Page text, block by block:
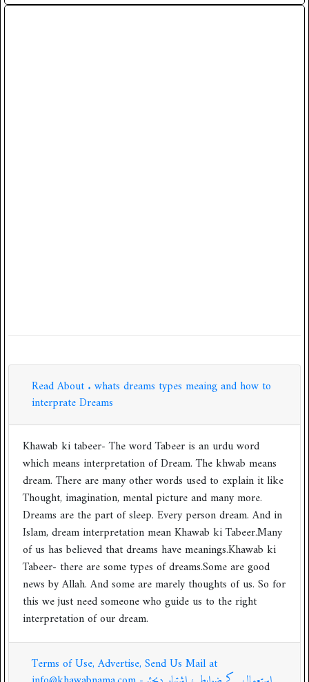
Read About . whats dreams types meaing and how to
interprate Dreams
Khawab ki tabeer- The word Tabeer is an urdu word
which means interpretation of Dream. The khwab means
dream. There are many other words used to explain it like
Thought, imagination, mental picture and many more.
Dreams are the part of sleep. Every person dream. And in
Islam, dream interpretation mean Khawab ki Tabeer.Many
of us has believed that dreams have meanings.Khawab ki
Tabeer- there are some types of dreams.Some are good
news by Allah. And some are marely thoughts of us. So for
this we just need someone who guide us to the right
interpretation of our dream.
Terms of Use, Advertise, Send Us Mail at